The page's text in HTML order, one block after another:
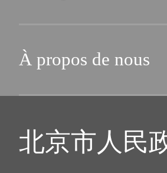
À propos de nous
北京市人民